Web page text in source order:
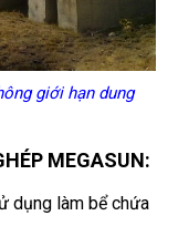
giới hạn dung
MEGASUN:
dụng làm bể chứa